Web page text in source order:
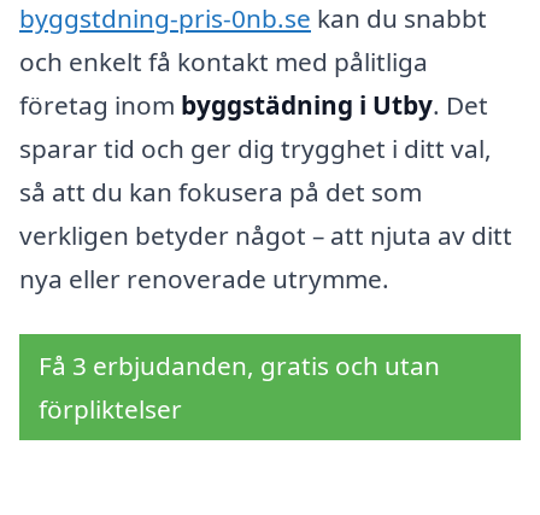
byggstdning-pris-0nb.se kan du snabbt
och enkelt få kontakt med pålitliga
företag inom byggstädning i Utby. Det
sparar tid och ger dig trygghet i ditt val,
så att du kan fokusera på det som
verkligen betyder något – att njuta av ditt
nya eller renoverade utrymme.
Få 3 erbjudanden, gratis och utan
förpliktelser